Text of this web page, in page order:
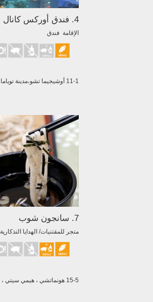
4. فندق أوركس كانال بارك توياما
الإقامة فندق
11-1 أوشيجيما تشو،مدينة توياما، توياما 0858-930
7. سانجون شوب
متجر للمقتنيات/ الهدايا التذكارية
15-5 هونماتشي ، هيمي سيتي ، توياما 0016-935.